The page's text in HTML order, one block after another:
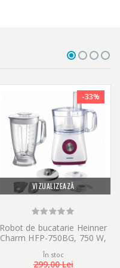
VIZUALIZEAZĂ
-33%
Robot de bucatarie Heinner
Charm HFP-750BG, 750 W,
Bol 1.2 L, Blender 1.8 L, 4
discuri, Alb/Visiniu
În stoc
299,00 Lei